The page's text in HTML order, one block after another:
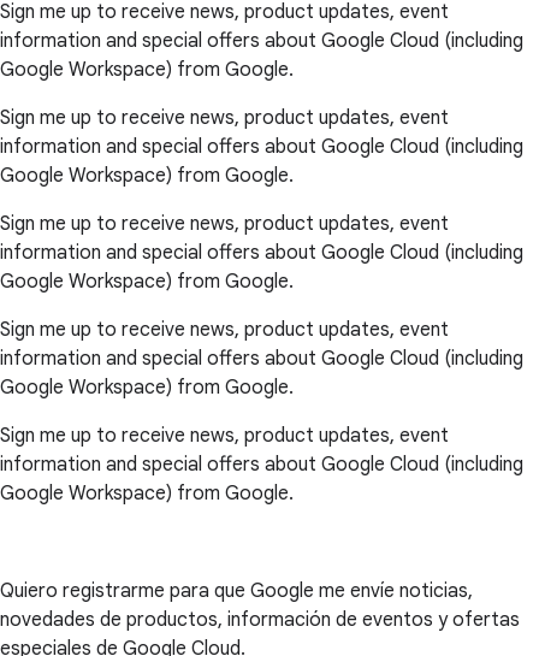
Sign me up to receive news, product updates, event
information and special offers about Google Cloud (including
Google Workspace) from Google.
Sign me up to receive news, product updates, event
information and special offers about Google Cloud (including
Google Workspace) from Google.
Sign me up to receive news, product updates, event
information and special offers about Google Cloud (including
Google Workspace) from Google.
Sign me up to receive news, product updates, event
information and special offers about Google Cloud (including
Google Workspace) from Google.
Sign me up to receive news, product updates, event
information and special offers about Google Cloud (including
Google Workspace) from Google.
Quiero registrarme para que Google me envíe noticias,
novedades de productos, información de eventos y ofertas
especiales de Google Cloud.